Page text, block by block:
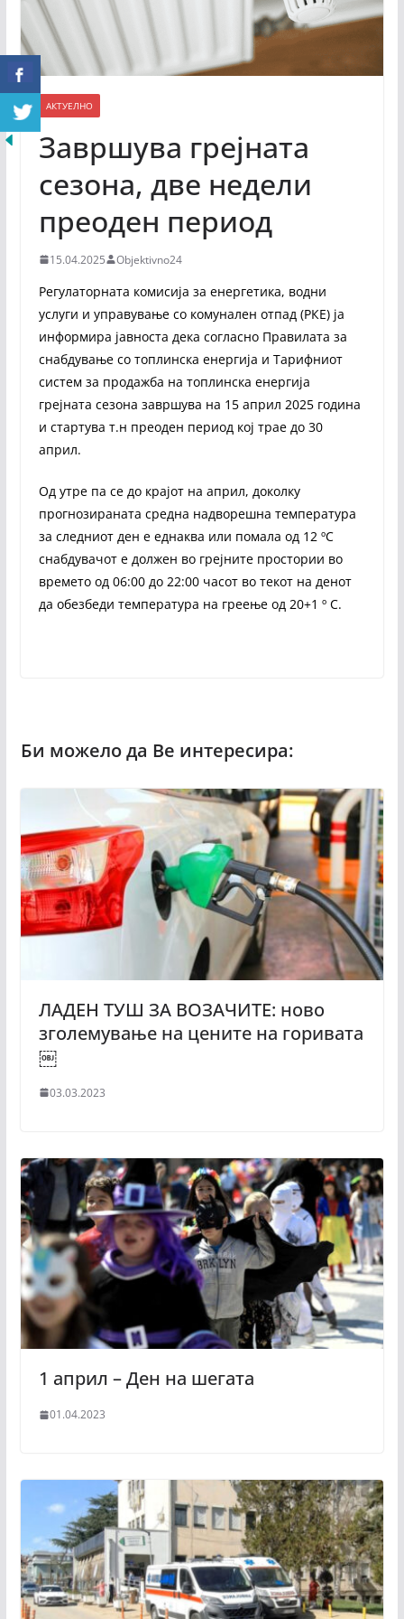
АКТУЕЛНО
Завршува грејната
сезона, две недели
преоден период
15.04.2025 Objektivno24
Регулаторната комисија за енергетика, водни
услуги и управување со комунален отпад (РКЕ) ја
информира јавноста дека согласно Правилата за
снабдување со топлинска енергија и Тарифниот
систем за продажба на топлинска енергија
грејната сезона завршува на 15 април 2025 година
и стартува т.н преоден период кој трае до 30
април.
Од утре па се до крајот на април, доколку
прогнозираната средна надворешна температура
за следниот ден е еднаква или помала од 12 ºС
снабдувачот е должен во грејните простории во
времето од 06:00 до 22:00 часот во текот на денот
да обезбеди температура на греење од 20+1 º C.
ЛАДЕН ТУШ ЗА ВОЗАЧИТЕ: ново
зголемување на цените на горивата
￼
03.03.2023
1 април – Ден на шегата
01.04.2023